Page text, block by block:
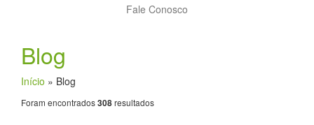
Fale Conosco
Blog
Início » Blog
Foram encontrados308resultados